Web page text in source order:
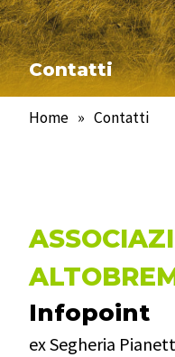
Contatti
Home » Contatti
Infopoint
ex Segheria